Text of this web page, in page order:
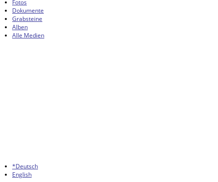
Fotos
Dokumente
Grabsteine
Alben
Alle Medien
*Deutsch
English